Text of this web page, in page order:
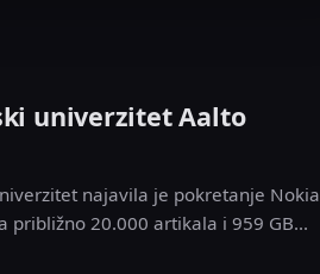
univerzitet Aalto
najavila je pokretanje Nokia
približno 20.000 artikala i 959 GB...